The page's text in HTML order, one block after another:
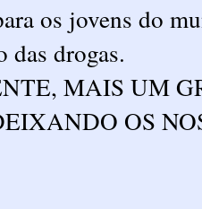
os jovens do
das drogas.
MAIS UM
OS